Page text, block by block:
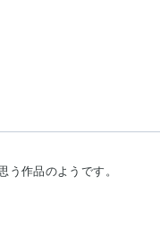
作品のようです。